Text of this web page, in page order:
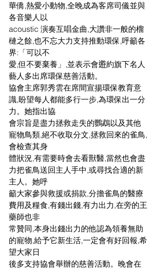
華僑,熱愛小動物,全晚成為客席司儀並與
各音樂人以
acoustic 演奏互唱金曲,大讚非一般的榴
槤之餘,也不忘大力支持推動環保,呼籲各
界:「可以不
愛,但不要棄養」,並表示會𨘋約旗下名人
藝人多出席環保慈善活動。
協會主席郭秀雲在席間宣揚環保教育意
識,盼望每人都能多行一步,為環保出一分
力。她指出協
會宗旨是盡力拯救走失的鸚鵡以及其他
寵物鳥類,絕不收取分文,拯救回來的雀鳥,
會檢查其身
體狀況,有需要時會去看獸醫,當然也會盡
力把雀鳥送回主人手中,或尋找合適的新
主人。她呼
籲大家參與救援或捐款,分擔雀鳥的醫療
費用及糧食,有錢出錢,有力出力,在旁的王
藥師也非
常贊同,本身出錢出力的他認為領養無助
的寵物,給予它新生活,一定會有好回報,希
望大家日
後多支持協會舉辦的慈善活動。晚會在